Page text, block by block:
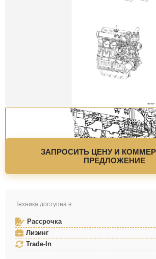
ЗАПРОСИТЬ ЦЕНУ И
ПРЕДЛОЖЕНИЕ
Техника доступна в:
Рассрочка
Лизинг
Trade-In